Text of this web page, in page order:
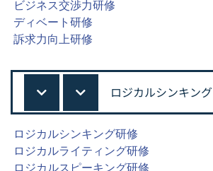
ビジネス交渉力研修
ディベート研修
訴求力向上研修
ロジカルシンキング
ロジカルシンキング研修
ロジカルライティング研修
ロジカルスピーキング研修